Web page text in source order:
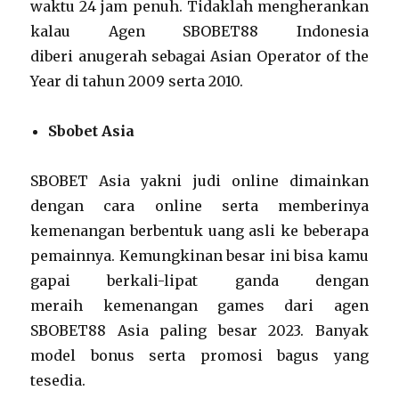
waktu 24 jam penuh. Tidaklah mengherankan
kalau Agen SBOBET88 Indonesia
diberi anugerah sebagai Asian Operator of the
Year di tahun 2009 serta 2010.
Sbobet Asia
SBOBET Asia yakni judi online dimainkan
dengan cara online serta memberinya
kemenangan berbentuk uang asli ke beberapa
pemainnya. Kemungkinan besar ini bisa kamu
gapai berkali-lipat ganda dengan
meraih kemenangan games dari agen
SBOBET88 Asia paling besar 2023. Banyak
model bonus serta promosi bagus yang
tesedia.